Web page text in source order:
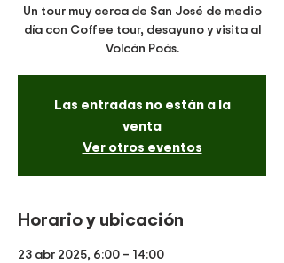
Un tour muy cerca de San José de medio
día con Coffee tour, desayuno y visita al
Volcán Poás.
Las entradas no están a la
venta
Ver otros eventos
Horario y ubicación
23 abr 2025, 6:00 – 14:00